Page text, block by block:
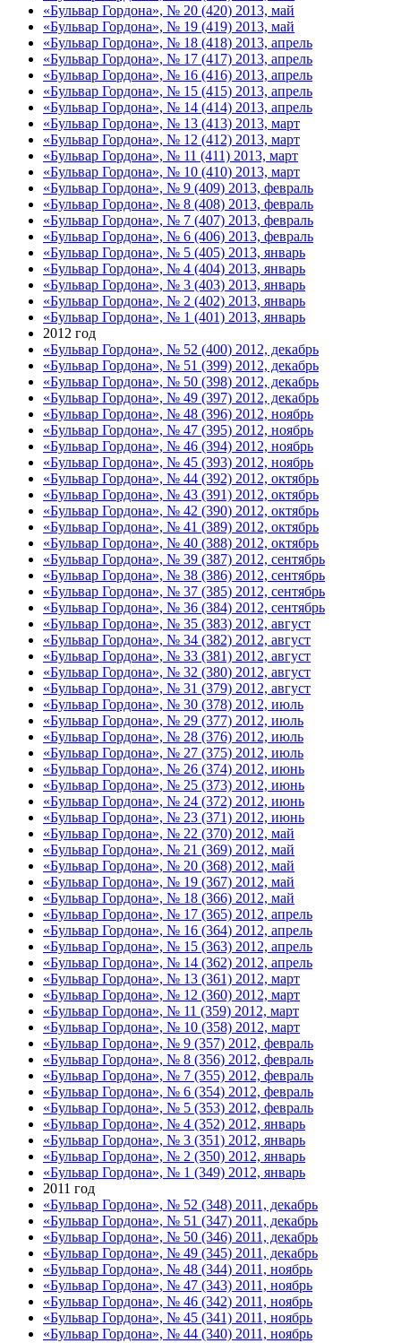
«Бульвар Гордона», № 20 (420) 2013, май
«Бульвар Гордона», № 19 (419) 2013, май
«Бульвар Гордона», № 18 (418) 2013, апрель
«Бульвар Гордона», № 17 (417) 2013, апрель
«Бульвар Гордона», № 16 (416) 2013, апрель
«Бульвар Гордона», № 15 (415) 2013, апрель
«Бульвар Гордона», № 14 (414) 2013, апрель
«Бульвар Гордона», № 13 (413) 2013, март
«Бульвар Гордона», № 12 (412) 2013, март
«Бульвар Гордона», № 11 (411) 2013, март
«Бульвар Гордона», № 10 (410) 2013, март
«Бульвар Гордона», № 9 (409) 2013, февраль
«Бульвар Гордона», № 8 (408) 2013, февраль
«Бульвар Гордона», № 7 (407) 2013, февраль
«Бульвар Гордона», № 6 (406) 2013, февраль
«Бульвар Гордона», № 5 (405) 2013, январь
«Бульвар Гордона», № 4 (404) 2013, январь
«Бульвар Гордона», № 3 (403) 2013, январь
«Бульвар Гордона», № 2 (402) 2013, январь
«Бульвар Гордона», № 1 (401) 2013, январь
2012 год
«Бульвар Гордона», № 52 (400) 2012, декабрь
«Бульвар Гордона», № 51 (399) 2012, декабрь
«Бульвар Гордона», № 50 (398) 2012, декабрь
«Бульвар Гордона», № 49 (397) 2012, декабрь
«Бульвар Гордона», № 48 (396) 2012, ноябрь
«Бульвар Гордона», № 47 (395) 2012, ноябрь
«Бульвар Гордона», № 46 (394) 2012, ноябрь
«Бульвар Гордона», № 45 (393) 2012, ноябрь
«Бульвар Гордона», № 44 (392) 2012, октябрь
«Бульвар Гордона», № 43 (391) 2012, октябрь
«Бульвар Гордона», № 42 (390) 2012, октябрь
«Бульвар Гордона», № 41 (389) 2012, октябрь
«Бульвар Гордона», № 40 (388) 2012, октябрь
«Бульвар Гордона», № 39 (387) 2012, сентябрь
«Бульвар Гордона», № 38 (386) 2012, сентябрь
«Бульвар Гордона», № 37 (385) 2012, сентябрь
«Бульвар Гордона», № 36 (384) 2012, сентябрь
«Бульвар Гордона», № 35 (383) 2012, август
«Бульвар Гордона», № 34 (382) 2012, август
«Бульвар Гордона», № 33 (381) 2012, август
«Бульвар Гордона», № 32 (380) 2012, август
«Бульвар Гордона», № 31 (379) 2012, август
«Бульвар Гордона», № 30 (378) 2012, июль
«Бульвар Гордона», № 29 (377) 2012, июль
«Бульвар Гордона», № 28 (376) 2012, июль
«Бульвар Гордона», № 27 (375) 2012, июль
«Бульвар Гордона», № 26 (374) 2012, июнь
«Бульвар Гордона», № 25 (373) 2012, июнь
«Бульвар Гордона», № 24 (372) 2012, июнь
«Бульвар Гордона», № 23 (371) 2012, июнь
«Бульвар Гордона», № 22 (370) 2012, май
«Бульвар Гордона», № 21 (369) 2012, май
«Бульвар Гордона», № 20 (368) 2012, май
«Бульвар Гордона», № 19 (367) 2012, май
«Бульвар Гордона», № 18 (366) 2012, май
«Бульвар Гордона», № 17 (365) 2012, апрель
«Бульвар Гордона», № 16 (364) 2012, апрель
«Бульвар Гордона», № 15 (363) 2012, апрель
«Бульвар Гордона», № 14 (362) 2012, апрель
«Бульвар Гордона», № 13 (361) 2012, март
«Бульвар Гордона», № 12 (360) 2012, март
«Бульвар Гордона», № 11 (359) 2012, март
«Бульвар Гордона», № 10 (358) 2012, март
«Бульвар Гордона», № 9 (357) 2012, февраль
«Бульвар Гордона», № 8 (356) 2012, февраль
«Бульвар Гордона», № 7 (355) 2012, февраль
«Бульвар Гордона», № 6 (354) 2012, февраль
«Бульвар Гордона», № 5 (353) 2012, февраль
«Бульвар Гордона», № 4 (352) 2012, январь
«Бульвар Гордона», № 3 (351) 2012, январь
«Бульвар Гордона», № 2 (350) 2012, январь
«Бульвар Гордона», № 1 (349) 2012, январь
2011 год
«Бульвар Гордона», № 52 (348) 2011, декабрь
«Бульвар Гордона», № 51 (347) 2011, декабрь
«Бульвар Гордона», № 50 (346) 2011, декабрь
«Бульвар Гордона», № 49 (345) 2011, декабрь
«Бульвар Гордона», № 48 (344) 2011, ноябрь
«Бульвар Гордона», № 47 (343) 2011, ноябрь
«Бульвар Гордона», № 46 (342) 2011, ноябрь
«Бульвар Гордона», № 45 (341) 2011, ноябрь
«Бульвар Гордона», № 44 (340) 2011, ноябрь